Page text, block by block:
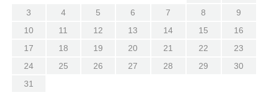
3
4 5 6 7 8
9
10
11 12 13 14 15
16
17
18 19 20 21 22
23
24
25 26 27 28 29
30
31